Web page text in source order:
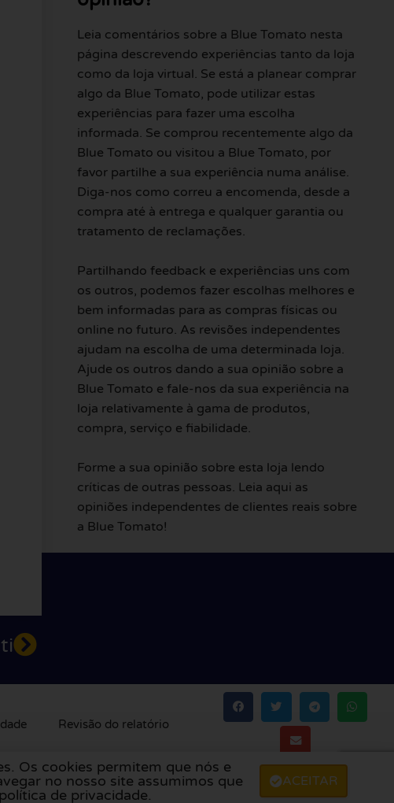
Leia comentários sobre a Blue Tomato nesta
página descrevendo experiências tanto da loja
como da loja virtual. Se está a planear comprar
algo da Blue Tomato, pode utilizar estas
experiências para fazer uma escolha
informada. Se comprou recentemente algo da
Blue Tomato ou visitou a Blue Tomato, por
favor partilhe a sua experiência numa análise.
Diga-nos como correu a encomenda, desde a
compra até à entrega e qualquer garantia ou
tratamento de reclamações.
Partilhando feedback e experiências uns com
os outros, podemos fazer escolhas melhores e
bem informadas para as compras físicas ou
online no futuro. As revisões independentes
ajudam na escolha de uma determinada loja.
Ajude os outros dando a sua opinião sobre a
Blue Tomato e fale-nos da sua experiência na
loja relativamente à gama de produtos,
compra, serviço e fiabilidade.
Forme a sua opinião sobre esta loja lendo
críticas de outras pessoas. Leia aqui as
opiniões independentes de clientes reais sobre
a Blue Tomato!
Revisão do relatório
,Itália,Polónia,Dinamarca,Finlândia Suécia.
Os cookies permitem que nós e
no nosso site assumimos que
de privacidade.
ACEITAR